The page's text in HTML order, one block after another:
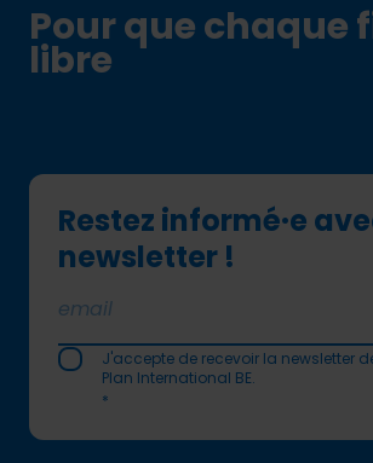
Pour que chaque
libre
Restez informé·e
newsletter !
J'accepte de recevoir la newsletter
Plan International BE.
*